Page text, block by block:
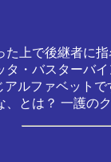
上で後継者に指
・バスターバ
ルファベットで
とは？ 一護の